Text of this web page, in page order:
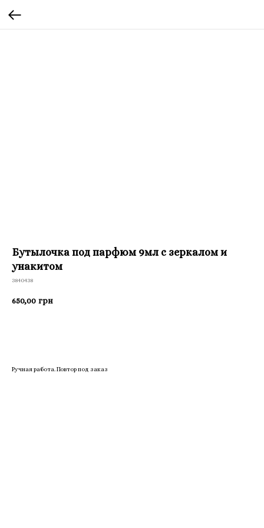
Бутылочка под парфюм 9мл с зеркалом и
унакитом
3840438
650,00 грн
Ручная работа. Повтор под заказ